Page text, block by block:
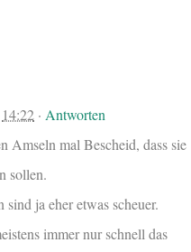
14:22 · Antworten
Amseln mal Bescheid, dass sie
sollen.
ja eher etwas scheuer.
immer nur schnell das